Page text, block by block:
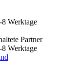
8 Werktage
Partner
8 Werktage